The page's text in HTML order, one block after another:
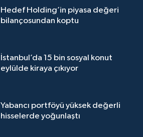
Hedef Holding’in piyasa değeri
bilançosundan koptu
İstanbul’da 15 bin sosyal konut
eylülde kiraya çıkıyor
Yabancı portföyü yüksek değerli
hisselerde yoğunlaştı